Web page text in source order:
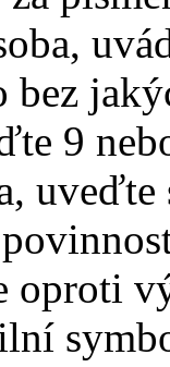
bez
9
oproti